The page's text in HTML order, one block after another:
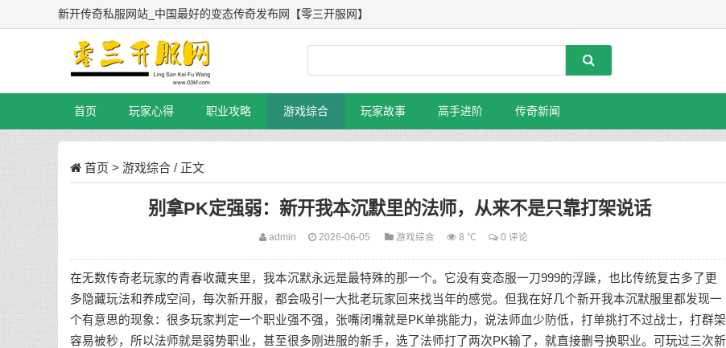
新开传奇私服网站_中国最好的变态传奇发布网【零三开服网】
首页 玩家心得 职业攻略 游戏综合 玩家故事 高手进阶 传奇新闻
首页 > 游戏综合 / 正文
别拿PK定强弱：新开我本沉默里的法师，从来不是只靠打架说话
admin 2026-06-05 游戏综合 8 ℃ 0 评论
在无数传奇老玩家的青春收藏夹里，我本沉默永远是最特殊的那一个。它没有变态服一刀999的浮躁，也比传统复古多了更
多隐藏玩法和养成空间，每次新开服，都会吸引一大批老玩家回来找当年的感觉。但我在好几个新开我本沉默服里都发现一
个有意思的现象：很多玩家判定一个职业强不强，张嘴闭嘴就是PK单挑能力，说法师血少防低，打单挑打不过战士，打群架
容易被秒，所以法师就是弱势职业，甚至很多刚进服的新手，选了法师打了两次PK输了，就直接删号换职业。可玩过三次新